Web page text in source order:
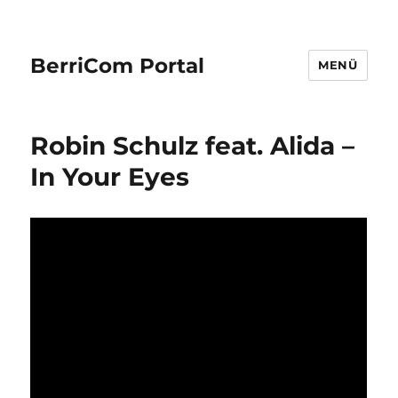
BerriCom Portal MENÜ
Robin Schulz feat. Alida –
In Your Eyes